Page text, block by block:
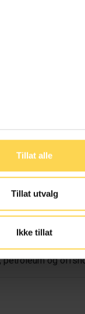
Tillat alle
Tillat utvalg
Ikke tillat
petroleum og